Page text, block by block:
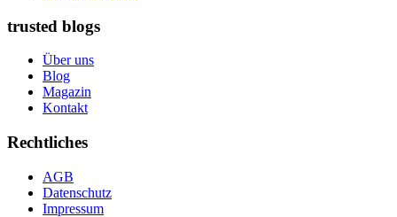
trusted blogs
Über uns
Blog
Magazin
Kontakt
Rechtliches
AGB
Datenschutz
Impressum